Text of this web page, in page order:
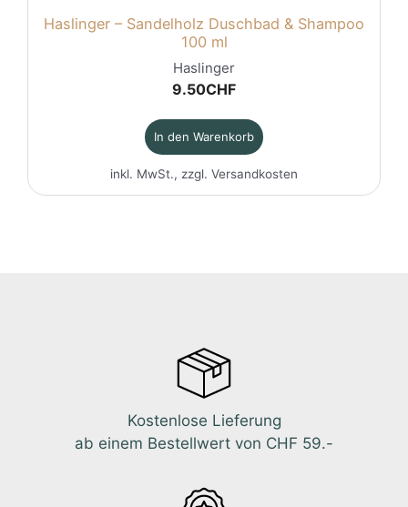
Haslinger – Sandelholz Duschbad & Shampoo
100 ml
Haslinger
9.50CHF
In den Warenkorb
inkl. MwSt., zzgl. Versandkosten
Kostenlose Lieferung
ab einem Bestellwert von CHF 59.-